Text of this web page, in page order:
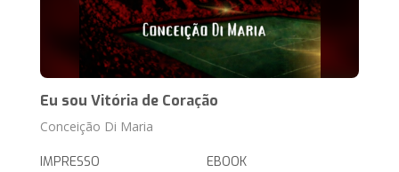
Eu sou Vitória de Coração
Conceição Di Maria
IMPRESSO EBOOK